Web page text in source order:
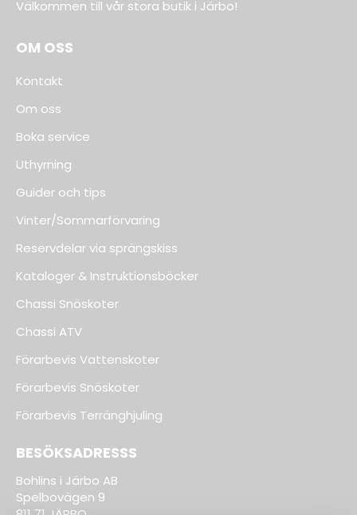
Välkommen till vår stora butik i Järbo!
OM OSS
Kontakt
Om oss
Boka service
Uthyrning
Guider och tips
Vinter/Sommarförvaring
Reservdelar via sprängskiss
Kataloger & Instruktionsböcker
Chassi Snöskoter
Chassi ATV
Förarbevis Vattenskoter
Förarbevis Snöskoter
Förarbevis Terränghjuling
BESÖKSADRESSS
Bohlins i Järbo AB
Spelbovägen 9